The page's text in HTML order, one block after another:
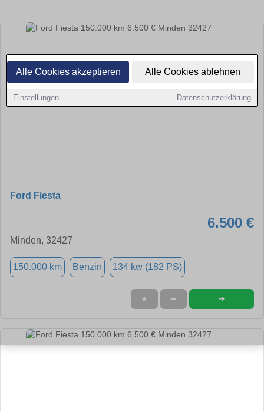
Alle Cookies akzeptieren Alle Cookies ablehnen
Einstellungen Datenschutzerklärung
Ford Fiesta
6.500 €
Minden, 32427
150.000 km Benzin 134 kw (182 PS)
★ ➦ ➜